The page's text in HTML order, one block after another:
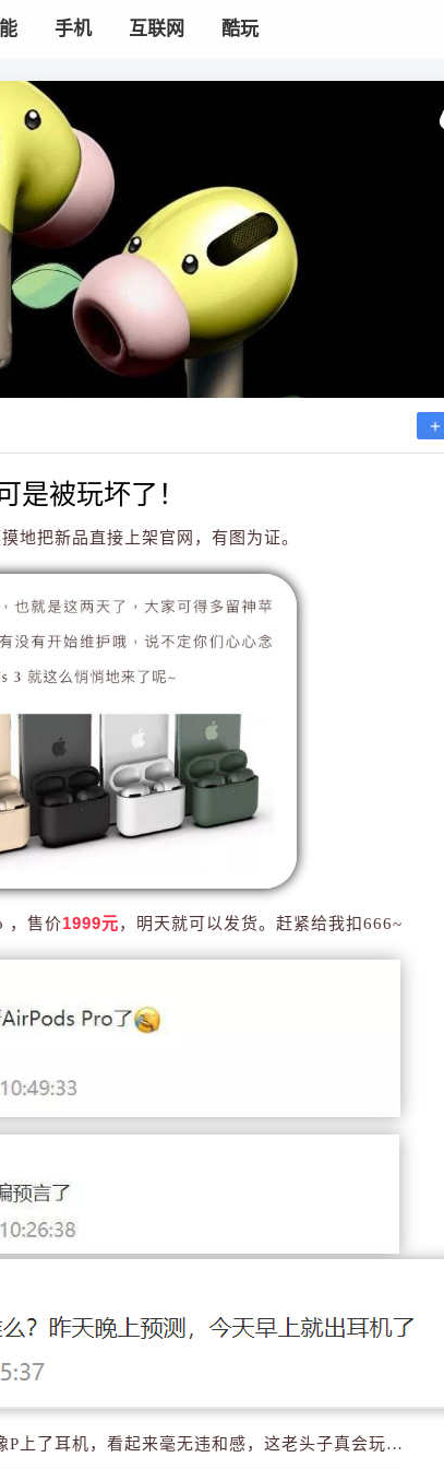
手机 互联网 酷玩
被玩坏了！
地把新品直接上架官网，有图为证。
，售价1999元，明天就可以发货。赶紧给我扣666~
P上了耳机，看起来毫无违和感，这老头子真会玩…